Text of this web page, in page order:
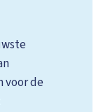
voor de